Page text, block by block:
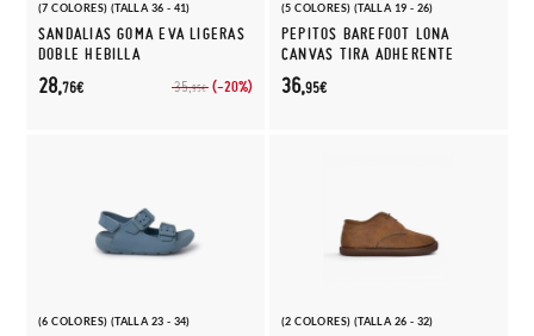
(7 COLORES) (TALLA 36 - 41)
SANDALIAS GOMA EVA LIGERAS
DOBLE HEBILLA
35,95€ (-20%)
28,76€
(5 COLORES) (TALLA 19 - 26)
PEPITOS BAREFOOT LONA
CANVAS TIRA ADHERENTE
36,95€
(6 COLORES) (TALLA 23 - 34) (2 COLORES) (TALLA 26 - 32)